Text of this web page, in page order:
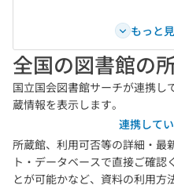
もっと
全国の図書館の
国立国会図書館サーチが連携し
蔵情報を表示します。
連携して
所蔵館、利用可否等の詳細・最
ト・データベースで直接ご確認
とが可能かなど、資料の利用方